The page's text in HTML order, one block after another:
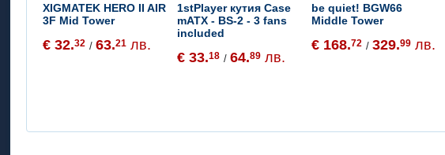
XIGMATEK HERO II AIR
3F Mid Tower
€ 32.32 /63.21 лв.
1stPlayer кутия Case
mATX - BS-2 - 3 fans
included
€ 33.18 /64.89 лв.
be quiet! BGW66
Middle Tower
€ 168.72 /329.99 лв.